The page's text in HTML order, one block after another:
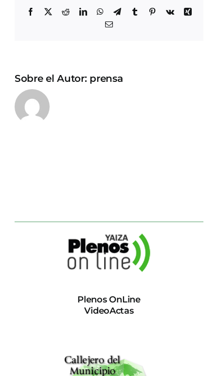
Facebook
X RedditLinkedInWhatsApp
TelegramTumblrPinterest
Vk
Xing
Correo
Sobre el Autor: prensa
Plenos OnLine
VideoActas